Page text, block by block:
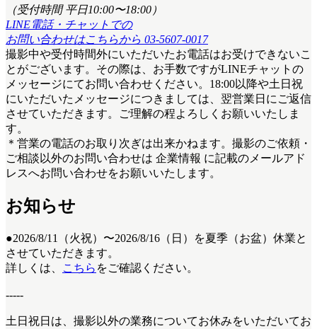
（受付時間 平日10:00〜18:00）
LINE電話・チャットでの
お問い合わせはこちらから 03-5607-0017
撮影中や受付時間外にいただいたお電話はお受けできないこ
とがございます。その際は、お手数ですがLINEチャットの
メッセージにてお問い合わせください。18:00以降や土日祝
にいただいたメッセージにつきましては、翌営業日にご返信
させていただきます。ご理解の程よろしくお願いいたしま
す。
＊営業の電話のお取り次ぎは出来かねます。撮影のご依頼・
ご相談以外のお問い合わせは 企業情報 に記載のメールアド
レスへお問い合わせをお願いいたします。
お知らせ
●2026/8/11（火祝）〜2026/8/16（日）を夏季（お盆）休業と
させていただきます。
詳しくは、
こちら をご確認ください。
-----
土日祝日は、撮影以外の業務についてお休みをいただいてお